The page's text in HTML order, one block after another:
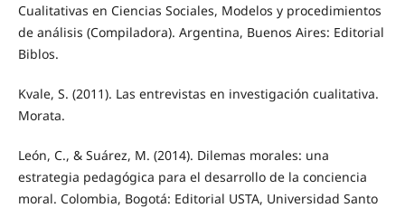
Cualitativas en Ciencias Sociales, Modelos y procedimientos
de análisis (Compiladora). Argentina, Buenos Aires: Editorial
Biblos.
Kvale, S. (2011). Las entrevistas en investigación cualitativa.
Morata.
León, C., & Suárez, M. (2014). Dilemas morales: una
estrategia pedagógica para el desarrollo de la conciencia
moral. Colombia, Bogotá: Editorial USTA, Universidad Santo